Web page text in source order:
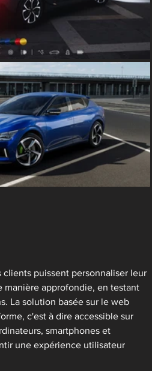
clients puissent personnaliser leur
manière approfondie, en testant
La solution basée sur le web
c'est à dire accessible sur
smartphones et
une expérience utilisateur